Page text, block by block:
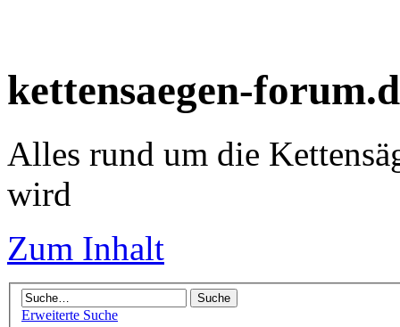
kettensaegen-
Alles rund um die
wird
Zum Inhalt
Erweiterte Suche